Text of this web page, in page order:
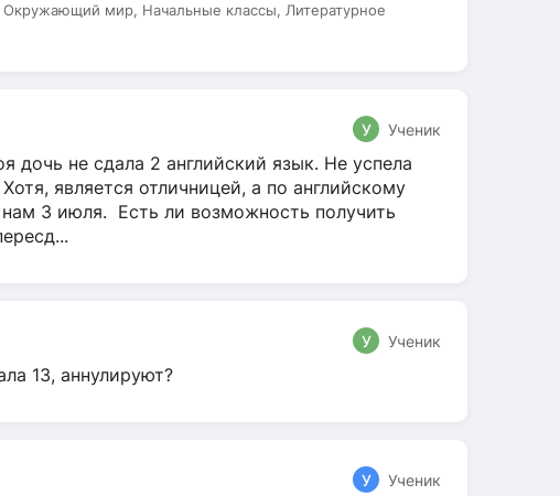
Окружающий мир, Начальные классы, Литературное
У Ученик
дочь не сдала 2 английский язык. Не успела
является отличницей, а по английскому
3 июля. Есть ли возможность получить
У Ученик
13, аннулируют?
У Ученик